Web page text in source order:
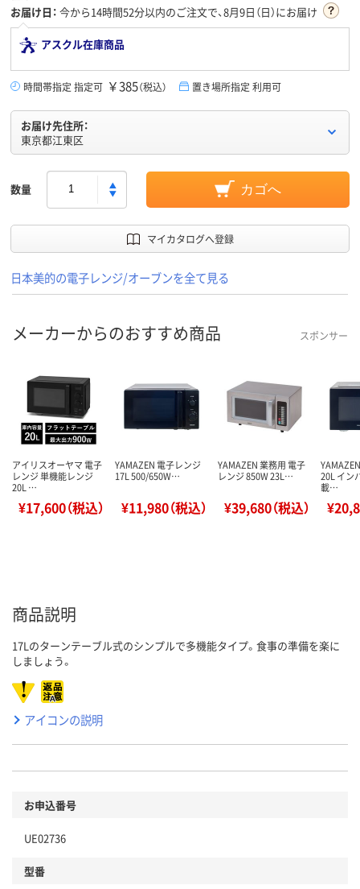
お届け日： 今から14時間52分以内のご注文で、8月9日（日）にお届け
アスクル在庫商品
時間帯指定 指定可 ￥385（税込） 置き場所指定 利用可
お届け先住所：
東京都江東区
数量 カゴへ
マイカタログへ登録
日本美的の電子レンジ/オーブンを全て見る
メーカーからのおすすめ商品 スポンサー
アイリスオーヤマ 電子
レンジ 単機能レンジ
20L …
¥17,600（税込）
YAMAZEN 電子レンジ
17L 500/650W…
¥11,980（税込）
YAMAZEN 業務用 電子
レンジ 850W 23L…
¥39,680（税込）
20L イン
載…
商品説明
17Lのターンテーブル式のシンプルで多機能タイプ。食事の準備を楽に
しましょう。
アイコンの説明
お申込番号
UE02736
型番